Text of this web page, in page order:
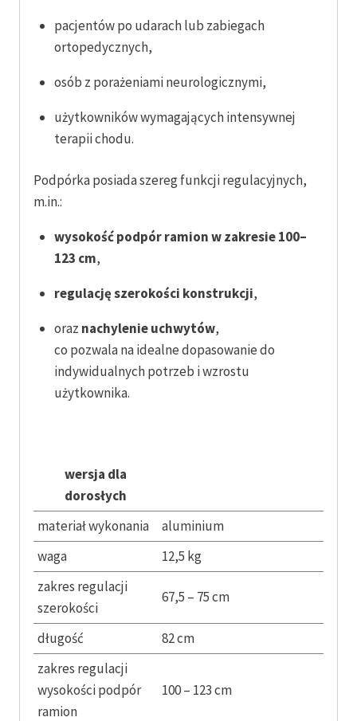
pacjentów po udarach lub zabiegach
ortopedycznych,
osób z porażeniami neurologicznymi,
użytkowników wymagających intensywnej
terapii chodu.
Podpórka posiada szereg funkcji regulacyjnych,
m.in.:
wysokość podpór ramion w zakresie 100–
123 cm,
regulację szerokości konstrukcji,
oraz nachylenie uchwytów,
co pozwala na idealne dopasowanie do
indywidualnych potrzeb i wzrostu
użytkownika.
wersja dla
dorosłych
materiał wykonania
aluminium
waga
12,5 kg
zakres regulacji
szerokości
67,5 – 75 cm
długość
82 cm
zakres regulacji
wysokości podpór
ramion
100 – 123 cm